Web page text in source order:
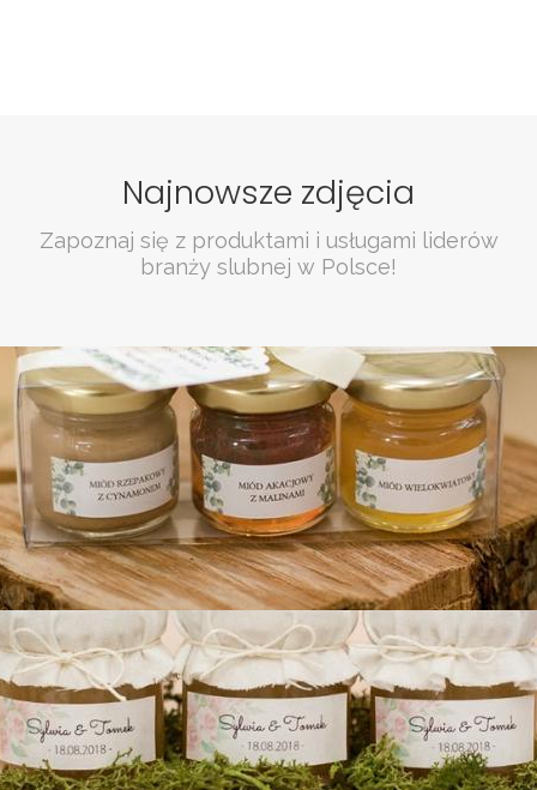
Najnowsze zdjęcia
Zapoznaj się z produktami i usługami liderów
branży slubnej w Polsce!